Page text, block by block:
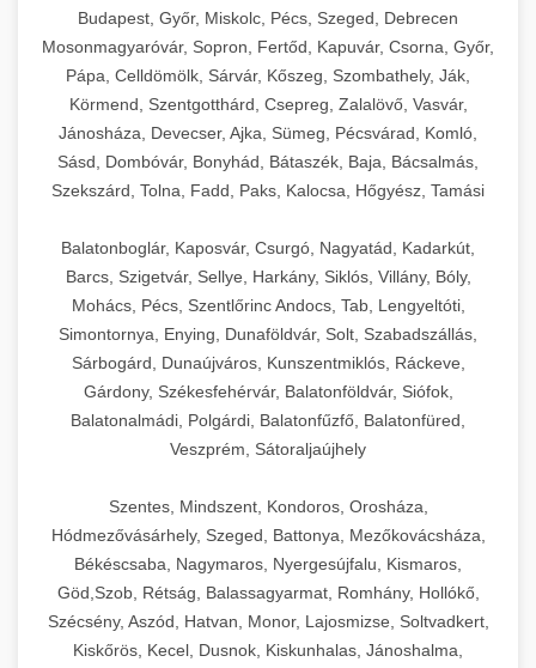
Budapest, Győr, Miskolc, Pécs, Szeged, Debrecen
Mosonmagyaróvár, Sopron, Fertőd, Kapuvár, Csorna, Győr,
Pápa, Celldömölk, Sárvár, Kőszeg, Szombathely, Ják,
Körmend, Szentgotthárd, Csepreg, Zalalövő, Vasvár,
Jánosháza, Devecser, Ajka, Sümeg, Pécsvárad, Komló,
Sásd, Dombóvár, Bonyhád, Bátaszék, Baja, Bácsalmás,
Szekszárd, Tolna, Fadd, Paks, Kalocsa, Hőgyész, Tamási
Balatonboglár, Kaposvár, Csurgó, Nagyatád, Kadarkút,
Barcs, Szigetvár, Sellye, Harkány, Siklós, Villány, Bóly,
Mohács, Pécs, Szentlőrinc Andocs, Tab, Lengyeltóti,
Simontornya, Enying, Dunaföldvár, Solt, Szabadszállás,
Sárbogárd, Dunaújváros, Kunszentmiklós, Ráckeve,
Gárdony, Székesfehérvár, Balatonföldvár, Siófok,
Balatonalmádi, Polgárdi, Balatonfűzfő, Balatonfüred,
Veszprém, Sátoraljaújhely
Szentes, Mindszent, Kondoros, Orosháza,
Hódmezővásárhely, Szeged, Battonya, Mezőkovácsháza,
Békéscsaba, Nagymaros, Nyergesújfalu, Kismaros,
Göd,Szob, Rétság, Balassagyarmat, Romhány, Hollókő,
Szécsény, Aszód, Hatvan, Monor, Lajosmizse, Soltvadkert,
Kiskőrös, Kecel, Dusnok, Kiskunhalas, Jánoshalma,